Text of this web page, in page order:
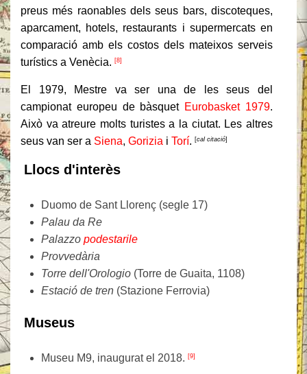
preus més raonables dels seus bars, discoteques,
aparcament, hotels, restaurants i supermercats en
comparació amb els costos dels mateixos serveis
turístics a Venècia. [8]
El 1979, Mestre va ser una de les seus del
campionat europeu de bàsquet Eurobasket 1979.
Això va atreure molts turistes a la ciutat. Les altres
seus van ser a Siena, Gorizia i Torí. [cal citació]
Llocs d'interès
Duomo de Sant Llorenç (segle 17)
Palau da Re
Palazzo podestarile
Provvedària
Torre dell'Orologio (Torre de Guaita, 1108)
Estació de tren (Stazione Ferrovia)
Museus
Museu M9, inaugurat el 2018. [9]